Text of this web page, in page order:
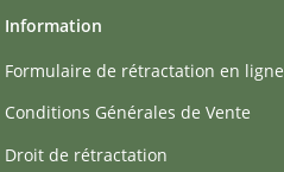
Information
Formulaire de rétractation en ligne
Conditions Générales de Vente
Droit de rétractation